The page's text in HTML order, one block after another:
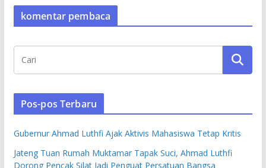
komentar pembaca
Pos-pos Terbaru
Gubernur Ahmad Luthfi Ajak Aktivis Mahasiswa Tetap Kritis
Jateng Tuan Rumah Muktamar Tapak Suci, Ahmad Luthfi
Dorong Pencak Silat Jadi Penguat Persatuan Bangsa